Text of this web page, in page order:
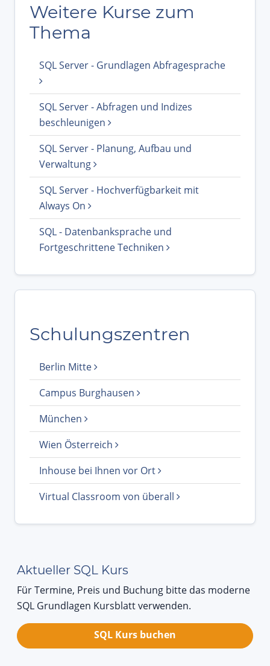
Weitere Kurse zum
Thema
SQL Server - Grundlagen Abfragesprache
SQL Server - Abfragen und Indizes
beschleunigen
SQL Server - Planung, Aufbau und
Verwaltung
SQL Server - Hochverfügbarkeit mit
Always On
SQL - Datenbanksprache und
Fortgeschrittene Techniken
Schulungszentren
Berlin Mitte
Campus Burghausen
München
Wien Österreich
Inhouse bei Ihnen vor Ort
Virtual Classroom von überall
Aktueller SQL Kurs
Für Termine, Preis und Buchung bitte das moderne
SQL Grundlagen Kursblatt verwenden.
SQL Kurs buchen